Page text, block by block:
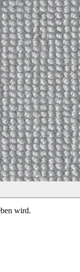
wird.